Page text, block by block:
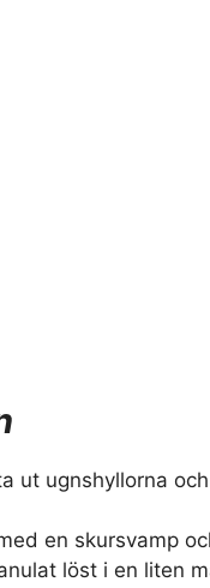
ut ugnshyllorna
en skursvamp
löst i en liten